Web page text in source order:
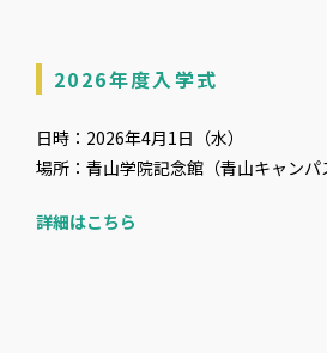
2026年度入学式
日時：2026年4月1日（水）
場所：青山学院記念館（青山キャンパ
詳細はこちら